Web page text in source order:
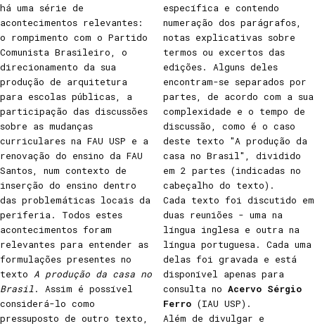
há uma série de
acontecimentos relevantes:
o rompimento com o Partido
Comunista Brasileiro, o
direcionamento da sua
produção de arquitetura
para escolas públicas, a
participação das discussões
sobre as mudanças
curriculares na FAU USP e a
renovação do ensino da FAU
Santos, num contexto de
inserção do ensino dentro
das problemáticas locais da
periferia. Todos estes
acontecimentos foram
relevantes para entender as
formulações presentes no
texto A produção da casa no
Brasil. Assim é possível
considerá-lo como
pressuposto de outro texto,
específica e contendo
numeração dos parágrafos,
notas explicativas sobre
termos ou excertos das
edições. Alguns deles
encontram-se separados por
partes, de acordo com a sua
complexidade e o tempo de
discussão, como é o caso
deste texto "A produção da
casa no Brasil", dividido
em 2 partes (indicadas no
cabeçalho do texto).
Cada texto foi discutido em
duas reuniões - uma na
língua inglesa e outra na
língua portuguesa. Cada uma
delas foi gravada e está
disponível apenas para
consulta no Acervo Sérgio
Ferro (IAU USP).
Além de divulgar e